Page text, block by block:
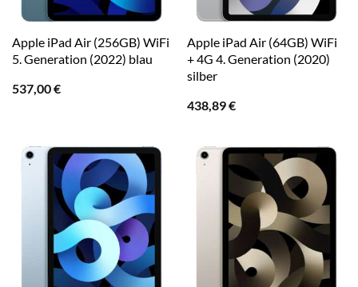
Apple iPad Air (256GB) WiFi
5. Generation (2022) blau
537,00€
Apple iPad Air (64GB) WiFi
+ 4G 4. Generation (2020)
silber
438,89€